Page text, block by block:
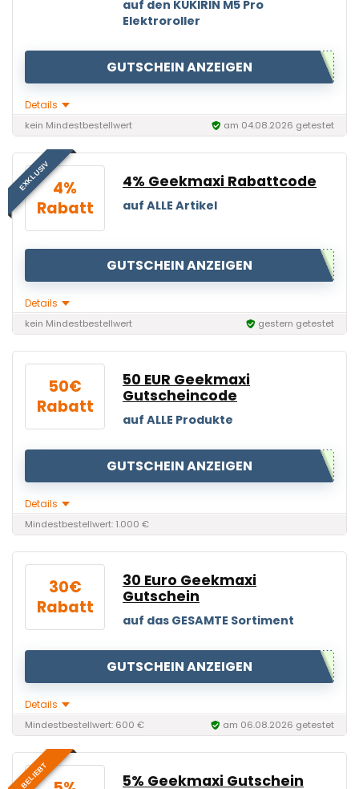
auf den KUKIRIN M5 Pro
Elektroroller
GUTSCHEIN ANZEIGEN
Details
Geekmaxi
kein Mindestbestellwert am 04.08.2026 getestet
EXKLUSIV4%
Rabatt
4% Geekmaxi Rabattcode
auf ALLE Artikel
GUTSCHEIN ANZEIGEN
Details
Geekmaxi
kein Mindestbestellwert gestern getestet
50€
Rabatt
50 EUR Geekmaxi
Gutscheincode
auf ALLE Produkte
GUTSCHEIN ANZEIGEN
Details
Mindestbestellwert: 1.000 €
30€
Rabatt
30 Euro Geekmaxi
Gutschein
auf das GESAMTE Sortiment
GUTSCHEIN ANZEIGEN
Details
Mindestbestellwert: 600 € am 06.08.2026 getestet
BELIEBT 5% Geekmaxi Gutschein